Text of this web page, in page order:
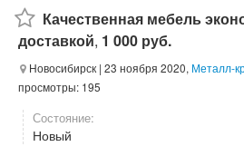
Качественная мебель
доставкой, 1 000 руб.
Новосибирск | 23 ноября 2020, Металл-
просмотры: 195
Состояние:
Новый